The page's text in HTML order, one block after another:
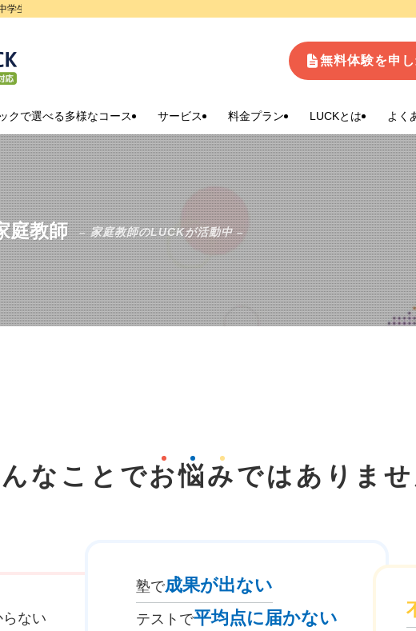
生/高校生
クで選べる多様なコース サービス 料金プラン LUCKとは よく
無料体験を申
庭教師 – 家庭教師のLUCKが活動中 –
なことでお悩みでは ありま
ない
塾で成果が出ない
テストで平均点に届かない